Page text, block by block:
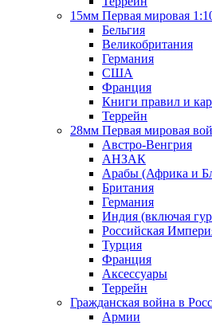
15мм Первая мировая
Бельгия
Великобритания
Германия
США
Франция
Книги правил и
Террейн
28мм Первая мировая
Австро-Венгрия
АНЗАК
Арабы (Африка и
Британия
Германия
Индия (включая
Российская
Турция
Франция
Аксессуары
Террейн
Гражданская война в
Армии